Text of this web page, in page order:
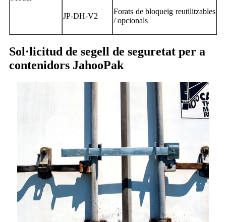
JP-DH-V2
Forats de bloqueig reutilitzables
/ opcionals
Sol·licitud de segell de seguretat per a
contenidors JahooPak